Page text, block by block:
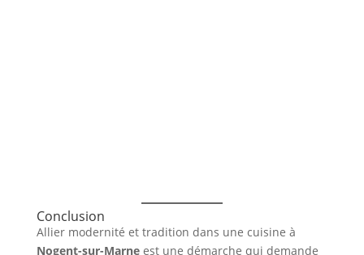
Conclusion
Allier modernité et tradition dans une cuisine à
Nogent-sur-Marneest une démarche qui demande